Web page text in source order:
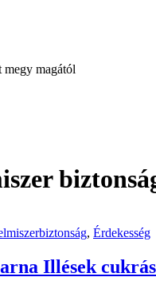
megy magától
, Érdekesség
Illések